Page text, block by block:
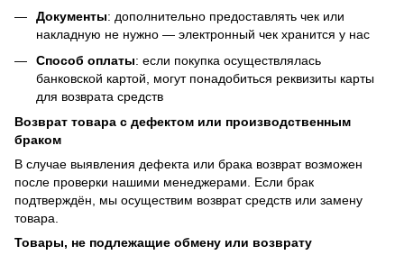
Документы: дополнительно предоставлять чек или
накладную не нужно — электронный чек хранится у нас
Способ оплаты: если покупка осуществлялась
банковской картой, могут понадобиться реквизиты карты
для возврата средств
Возврат товара с дефектом или производственным
браком
В случае выявления дефекта или брака возврат возможен
после проверки нашими менеджерами. Если брак
подтверждён, мы осуществим возврат средств или замену
товара.
Товары, не подлежащие обмену или возврату